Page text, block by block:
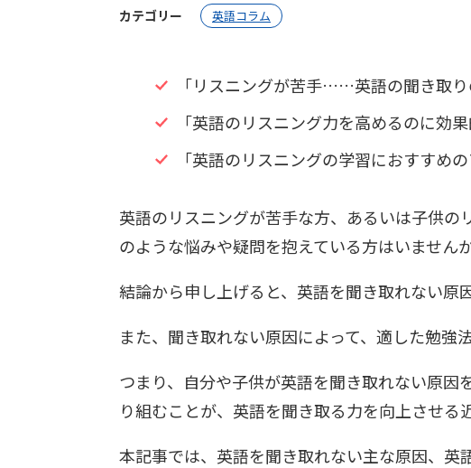
カテゴリー 英語コラム
「リスニングが苦手……英語の聞き取り
「英語のリスニング力を高めるのに効
「英語のリスニングの学習におすすめの
英語のリスニングが苦手な方、あるいは子供の
のような悩みや疑問を抱えている方はいません
結論から申し上げると、英語を聞き取れない原
また、聞き取れない原因によって、適した勉強
つまり、自分や子供が英語を聞き取れない原
り組むことが、英語を聞き取る力を向上させる
本記事では、英語を聞き取れない主な原因、